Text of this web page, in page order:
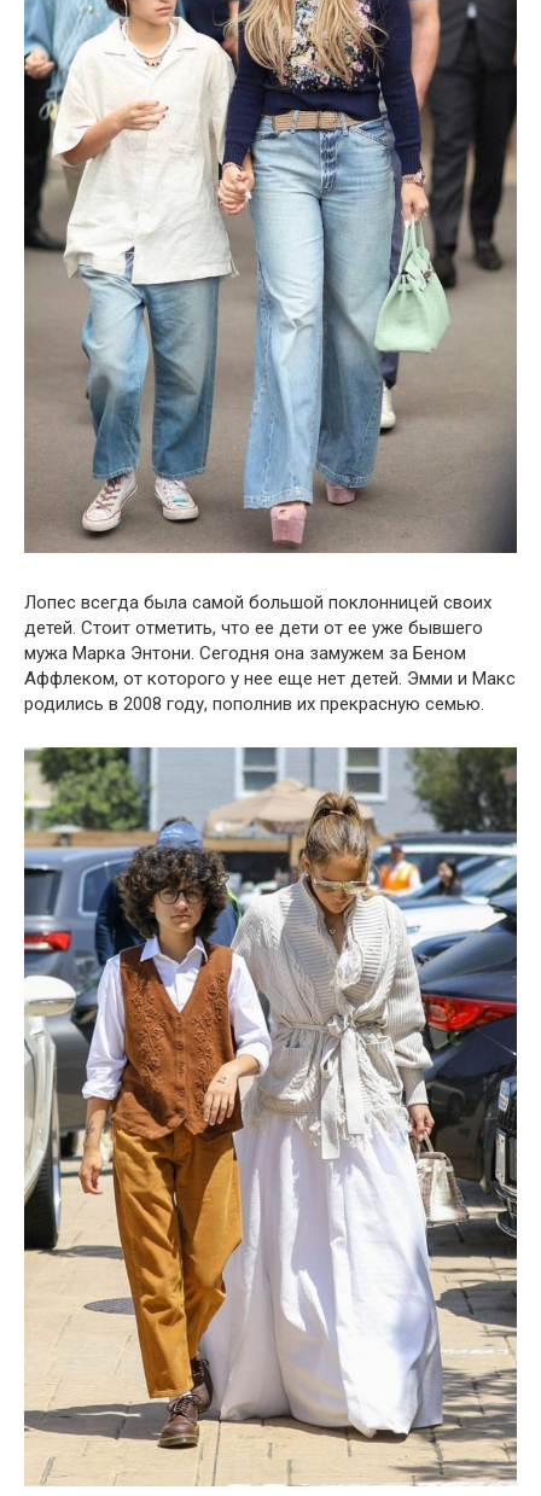
Лопес всегда была самой большой поклонницей своих
детей. Стоит отметить, что ее дети от ее уже бывшего
мужа Марка Энтони. Сегодня она замужем за Беном
Аффлеком, от которого у нее еще нет детей. Эмми и Макс
родились в 2008 году, пополнив их прекрасную семью.